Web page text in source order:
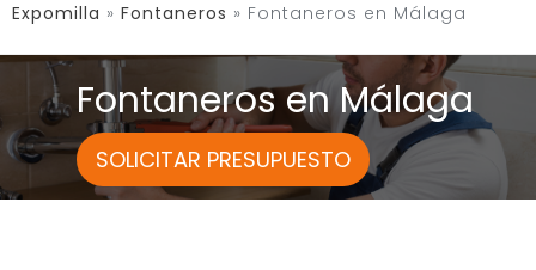
Expomilla » Fontaneros » Fontaneros en Málaga
Fontaneros en Málaga
SOLICITAR PRESUPUESTO